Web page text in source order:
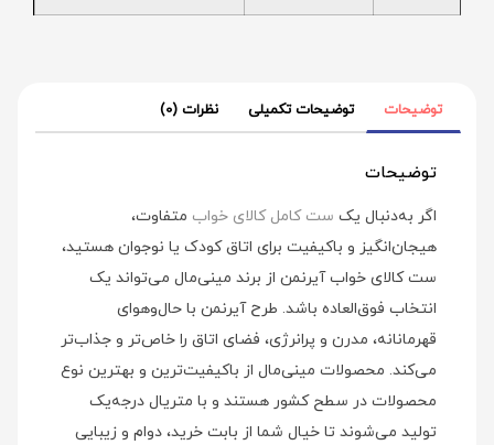
توضیحات توضیحات تکمیلی نظرات (0)
توضیحات
اگر به‌دنبال یک ست کامل کالای خواب متفاوت،
هیجان‌انگیز و باکیفیت برای اتاق کودک یا نوجوان هستید،
ست کالای خواب آیرنمن از برند مینی‌مال می‌تواند یک
انتخاب فوق‌العاده باشد. طرح آیرنمن با حال‌وهوای
قهرمانانه، مدرن و پرانرژی، فضای اتاق را خاص‌تر و جذاب‌تر
می‌کند. محصولات مینی‌مال از باکیفیت‌ترین و بهترین نوع
محصولات در سطح کشور هستند و با متریال درجه‌یک
تولید می‌شوند تا خیال شما از بابت خرید، دوام و زیبایی